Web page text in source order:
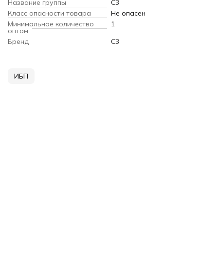
Название группы
C3
Класс опасности товара
Не опасен
Минимальное количество
оптом
1
Бренд
C3
ИБП